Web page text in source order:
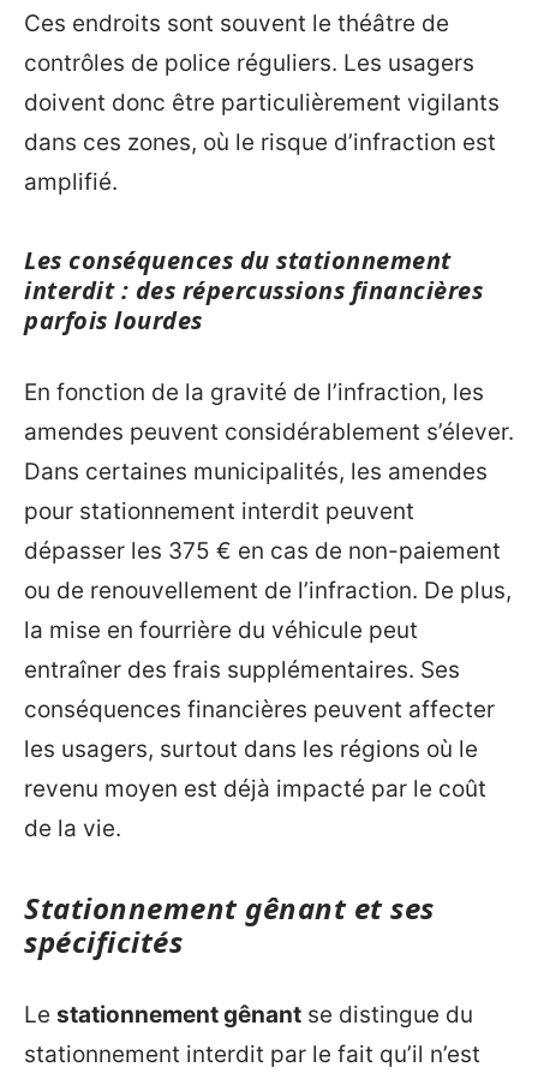
Ces endroits sont souvent le théâtre de
contrôles de police réguliers. Les usagers
doivent donc être particulièrement vigilants
dans ces zones, où le risque d’infraction est
amplifié.
Les conséquences du stationnement
interdit : des répercussions financières
parfois lourdes
En fonction de la gravité de l’infraction, les
amendes peuvent considérablement s’élever.
Dans certaines municipalités, les amendes
pour stationnement interdit peuvent
dépasser les 375 € en cas de non-paiement
ou de renouvellement de l’infraction. De plus,
la mise en fourrière du véhicule peut
entraîner des frais supplémentaires. Ses
conséquences financières peuvent affecter
les usagers, surtout dans les régions où le
revenu moyen est déjà impacté par le coût
de la vie.
Stationnement gênant et ses
spécificités
Le stationnement gênant se distingue du
stationnement interdit par le fait qu’il n’est